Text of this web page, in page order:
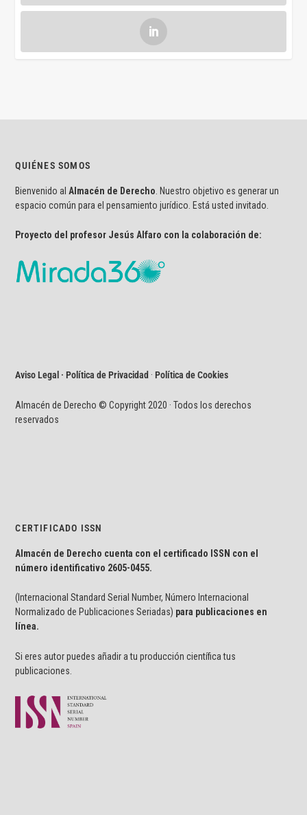
QUIÉNES SOMOS
Bienvenido al Almacén de Derecho . Nuestro objetivo es generar un
espacio común para el pensamiento jurídico. Está usted invitado.
Proyecto del profesor Jesús Alfaro con la colaboración de:
Aviso Legal · Política de Privacidad ·Política de Cookies
Almacén de Derecho © Copyright 2020 · Todos los derechos
reservados
CERTIFICADO ISSN
Almacén de Derecho cuenta con el certificado ISSN con el
número identificativo 2605-0455.
(Internacional Standard Serial Number, Número Internacional
Normalizado de Publicaciones Seriadas) para publicaciones en
línea.
Si eres autor puedes añadir a tu producción científica tus
publicaciones.